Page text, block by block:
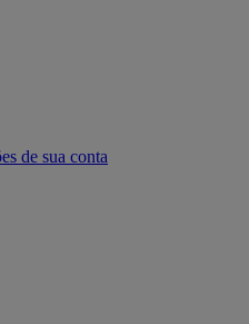
de sua conta